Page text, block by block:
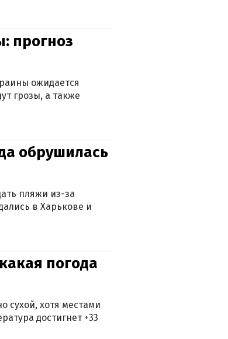
прогноз
ожидается
грозы, а также
обрушилась
пляжи из-за
в Харькове и
погода
сухой, хотя местами
достигнет +33